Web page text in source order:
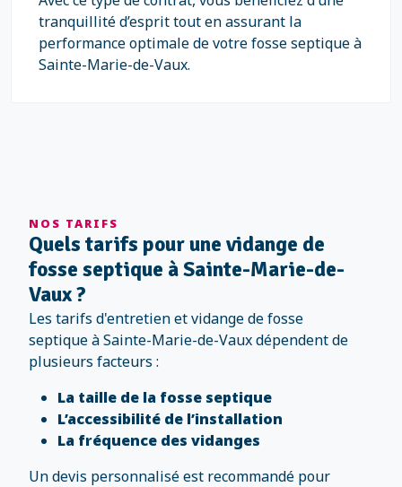
tranquillité d’esprit tout en assurant la
performance optimale de votre fosse septique à
Sainte-Marie-de-Vaux.
NOS TARIFS
Quels tarifs pour une vidange de
fosse septique à Sainte-Marie-de-
Vaux ?
Les tarifs d'entretien et vidange de fosse
septique à Sainte-Marie-de-Vaux dépendent de
plusieurs facteurs :
La taille de la fosse septique
L’accessibilité de l’installation
La fréquence des vidanges
Un devis personnalisé est recommandé pour